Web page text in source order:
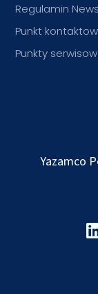
Regulamin
Punkt
Punkty
Yazamco